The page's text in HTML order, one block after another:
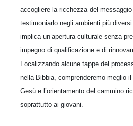
accogliere la ricchezza del
testimoniarlo negli ambienti più
implica un’apertura culturale senza
impegno di qualificazione e di
Focalizzando alcune tappe del
nella Bibbia, comprenderemo meglio
Gesù e l’orientamento del cammino
soprattutto ai giovani.